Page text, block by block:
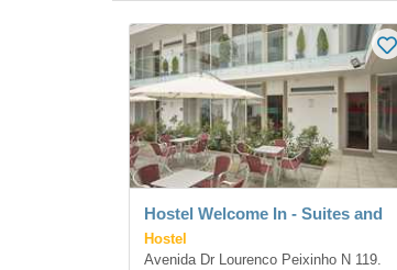
Hostel Welcome In - Suites and
Hostel
Avenida Dr Lourenco Peixinho N 119.